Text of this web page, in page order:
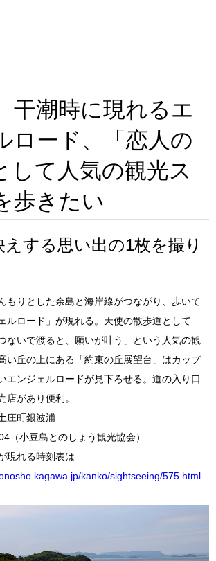
干潮時に現れるエ
ロード、「恋人の
して人気の観光ス
歩きたい
えする思い出の1枚を撮り
もりとした余島と海岸線がつながり、歩いて
ルロード」が現れる。天使の散歩道として
ないで渡ると、願いが叶う」という人気の観
い丘の上にある「約束の丘展望台」はカップ
エンジェルロードが見下ろせる。道の入り口
店があり便利。
庄町銀波浦
（小豆島とのしょう観光協会）
現れる時刻表は
kanko/sightseeing/575.html